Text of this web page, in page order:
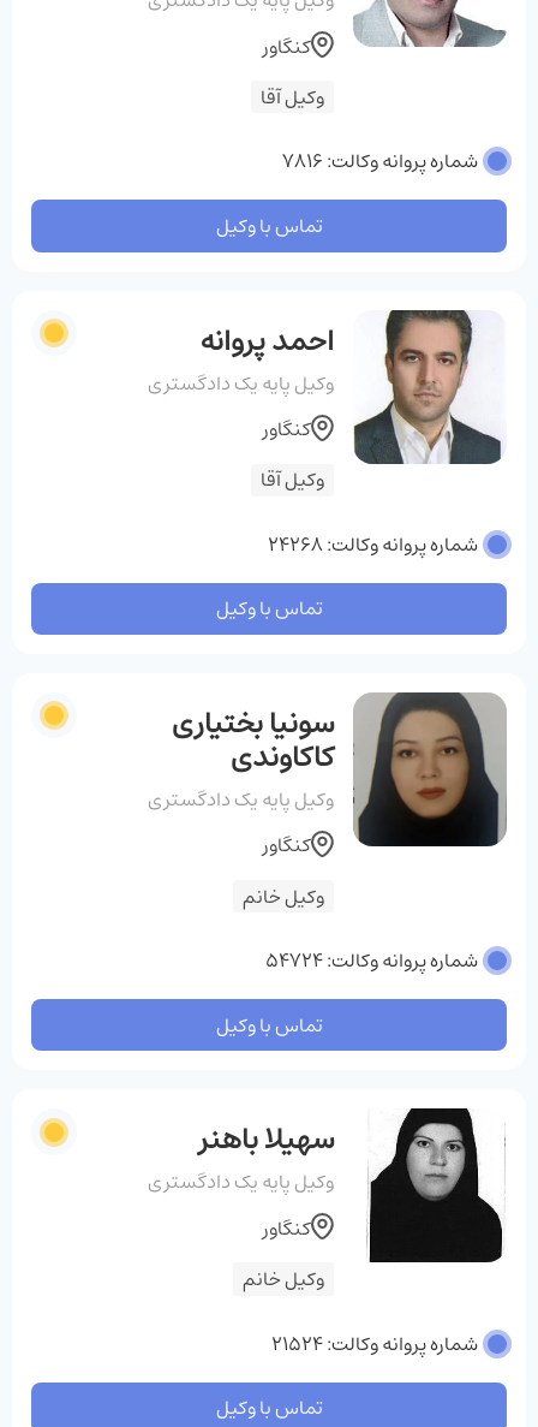
وکیل آقا
کنگاور
شماره پروانه وکالت: 7816
تماس با وکیل
احمد پروانه
وکیل پایه یک دادگستری
وکیل آقا
کنگاور
شماره پروانه وکالت: 24268
تماس با وکیل
سونیا بختیاری
کاکاوندی
وکیل پایه یک دادگستری
وکیل خانم
کنگاور
شماره پروانه وکالت: 54724
تماس با وکیل
سهیلا باهنر
وکیل پایه یک دادگستری
وکیل خانم
کنگاور
شماره پروانه وکالت: 21524
تماس با وکیل